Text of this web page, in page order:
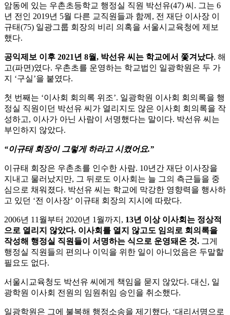
암동에 있는 우촌초등학교 행정실 직원 박선유(47) 씨. 그는 6
년 전인 2019년 5월 다른 교직원들과 함께, 전 재단 이사장 이
규태(75) 일광그룹 회장의 비리 의혹을 서울시교육청에 제보
했다.
공익제보 이후 2021년 8월, 박선유 씨는 학교에서 쫓겨났다. 해
고(파면)였다. 우촌초를 운영하는 학교법인 일광학원은 두 가
지 ‘구실’을 붙였다.
첫 번째는 ‘이사회 회의록 위조’. 일광학원 이사회 회의록을 행
정실 직원이던 박선유 씨가 열리지도 않은 이사회 회의록을 작
성하고, 이사가 아닌 사람이 서명했다는 말이다. 박선유 씨는
부인하지 않았다.
“이규태 회장이 그렇게 하라고 시켰어요.”
이규태 회장은 우촌초를 인수한 사람. 10년간 재단 이사장을
지내고 물러났지만, 그 뒤로도 이사회는 늘 그의 측근들을 중
심으로 채워졌다. 박선유 씨는 학교에 막강한 영향력을 행사하
고 있던 ‘전 이사장’ 이규태 회장의 지시에 따랐다.
2006년 11월부터 2020년 1월까지, 13년 이상 이사회는 정상적
으로 열리지 않았다. 이사회를 열지 않고도 임의로 회의록을
작성해 행정실 직원들이 서명하는 식으로 운영돼온 것. 그게
행정실 직원들의 편의나 이익을 위한 일이 아니었음은 두말할
필요도 없다.
서울시교육청도 박선유 씨에게 책임을 묻지 않았다. 대신, 일
광학원 이사회 전원의 임원취임 승인을 취소했다.
일광학원은 그에 불복해 행정소송을 제기했다. ‘대리서명으로